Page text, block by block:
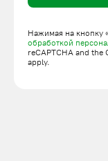
Нажимая на кнопку
обработкой
reCAPTCHA and the
apply.